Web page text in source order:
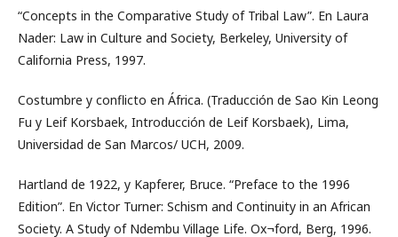
“Concepts in the Comparative Study of Tribal Law”. En Laura
Nader: Law in Culture and Society, Berkeley, University of
California Press, 1997.
Costumbre y conflicto en África. (Traducción de Sao Kin Leong
Fu y Leif Korsbaek, Introducción de Leif Korsbaek), Lima,
Universidad de San Marcos/ UCH, 2009.
Hartland de 1922, y Kapferer, Bruce. “Preface to the 1996
Edition”. En Victor Turner: Schism and Continuity in an African
Society. A Study of Ndembu Village Life. Ox¬ford, Berg, 1996.